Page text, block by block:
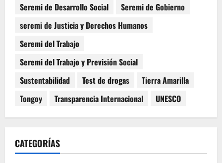
Seremi de Desarrollo Social
Seremi de Gobierno
seremi de Justicia y Derechos Humanos
Seremi del Trabajo
Seremi del Trabajo y Previsión Social
Sustentabilidad
Test de drogas
Tierra Amarilla
Tongoy
Transparencia Internacional UNESCO
CATEGORÍAS